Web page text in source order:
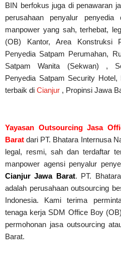
BIN berfokus juga di penawaran
perusahaan penyalur penyedia
manpower yang sah, terhebat,
(OB) Kantor, Area Konstruksi
Penyedia Satpam Perumahan,
Satpam Wanita (Sekwan) ,
Penyedia Satpam Security
terbaik di Cianjur , Propinsi Jawa
Yayasan Outsourcing Jasa
Baratdari PT. Bhatara Internusa
legal, resmi, sah dan terdaftar
manpower agensi penyalur
Cianjur Jawa Barat. PT.
adalah perusahaan outsourcing
Indonesia. Kami terima
tenaga kerja SDM Office Boy
permohonan jasa outsourcing
Barat.